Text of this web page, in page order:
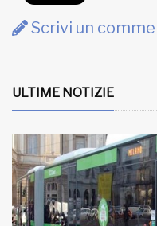
Scrivi un
ULTIME NOTIZIE